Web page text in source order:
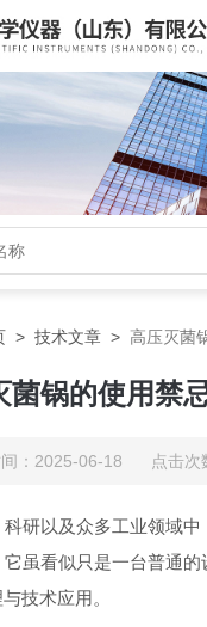
>技术文章 > 高压灭菌
菌锅的使用禁
间：2025-06-18 点击次
以及众多工业领域中
虽看似只是一台普通
技术应用。